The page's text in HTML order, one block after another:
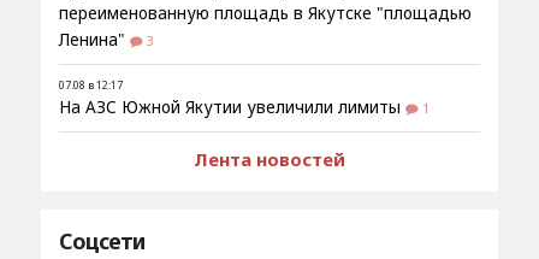
переименованную площадь в Якутске "площадью
Ленина"
3
07.08 в 12:17
На АЗС Южной Якутии увеличили лимиты 1
Лента новостей
Соцсети